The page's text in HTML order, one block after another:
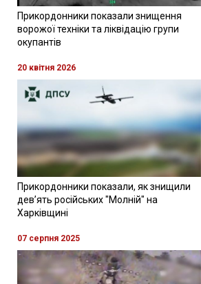
Прикордонники показали знищення
ворожої техніки та ліквідацію групи
окупантів
20 квітня 2026
Прикордонники показали, як знищили
девʼять російських "Молній" на
Харківщині
07 серпня 2025